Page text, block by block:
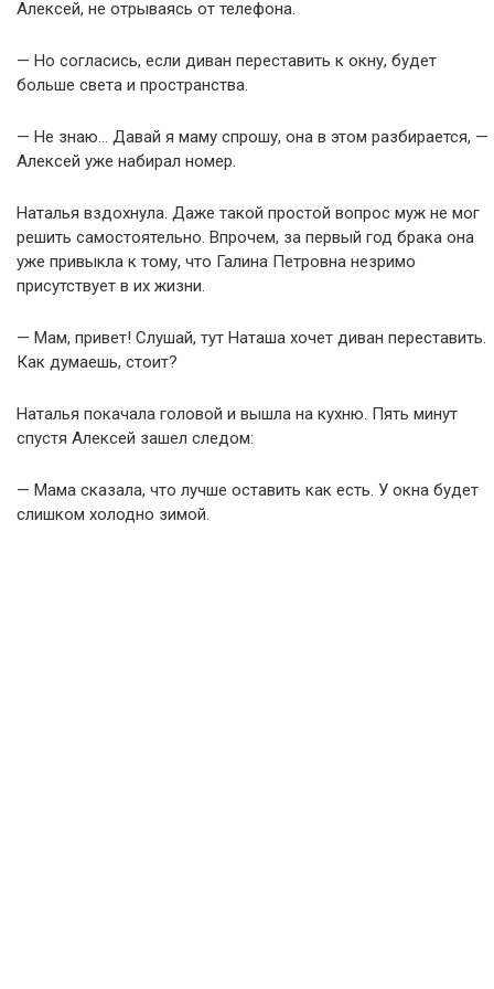
Алексей, не отрываясь от телефона.
— Но согласись, если диван переставить к окну, будет
больше света и пространства.
— Не знаю… Давай я маму спрошу, она в этом разбирается, —
Алексей уже набирал номер.
Наталья вздохнула. Даже такой простой вопрос муж не мог
решить самостоятельно. Впрочем, за первый год брака она
уже привыкла к тому, что Галина Петровна незримо
присутствует в их жизни.
— Мам, привет! Слушай, тут Наташа хочет диван переставить.
Как думаешь, стоит?
Наталья покачала головой и вышла на кухню. Пять минут
спустя Алексей зашел следом:
— Мама сказала, что лучше оставить как есть. У окна будет
слишком холодно зимой.